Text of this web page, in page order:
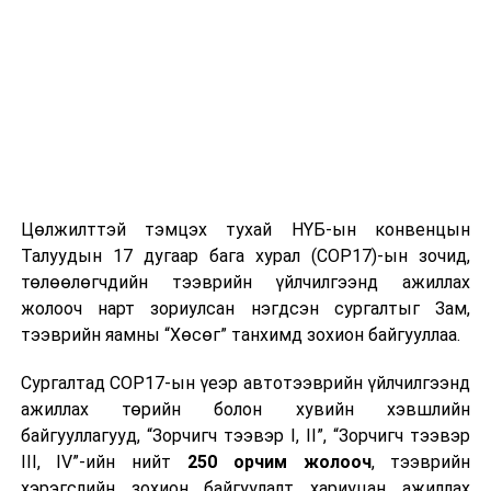
Гадаад харилцааны яамны батлагдсан төсөв нь:
● 2024 онд 29.4 тэрбум төгрөг,
● 2025 онд 33.7 тэрбум төгрөг,
батлагдсан бөгөөд уг төсвийн ойролцоогоор 30 хувь
нь цалингийн зардал, 70 хувь нь үйл ажиллагаа болон
урсгал шилжүүлгийн зардалд зарцуулагддаг болно.
Иргэний хуулийн 497 дугаар зүйл болон 21 дүгээр
Цөлжилттэй тэмцэх тухай НҮБ-ын конвенцын
Талуудын 17 дугаар бага хурал (COP17)-ын зочид,
төлөөлөгчдийн тээврийн үйлчилгээнд ажиллах
жолооч нарт зориулсан нэгдсэн сургалтыг Зам,
тээврийн яамны “Хөсөг” танхимд зохион байгууллаа.
Сургалтад COP17-ын үеэр автотээврийн үйлчилгээнд
ажиллах төрийн болон хувийн хэвшлийн
байгууллагууд, “Зорчигч тээвэр I, II”, “Зорчигч тээвэр
III, IV”-ийн нийт 250 орчим жолооч, тээврийн